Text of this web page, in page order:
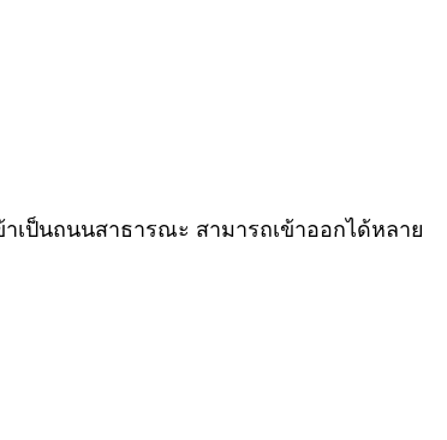
ป็นถนนสาธารณะ สามารถเข้าออกได้หลาย